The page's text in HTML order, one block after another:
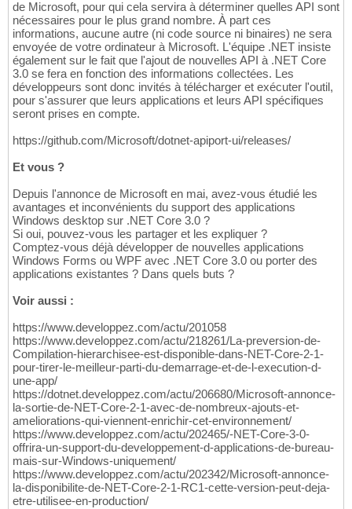
de Microsoft, pour qui cela servira à déterminer quelles API sont
nécessaires pour le plus grand nombre. À part ces
informations, aucune autre (ni code source ni binaires) ne sera
envoyée de votre ordinateur à Microsoft. L'équipe .NET insiste
également sur le fait que l'ajout de nouvelles API à .NET Core
3.0 se fera en fonction des informations collectées. Les
développeurs sont donc invités à télécharger et exécuter l'outil,
pour s'assurer que leurs applications et leurs API spécifiques
seront prises en compte.
https://github.com/Microsoft/dotnet-apiport-ui/releases/
Et vous ?
Depuis l'annonce de Microsoft en mai, avez-vous étudié les
avantages et inconvénients du support des applications
Windows desktop sur .NET Core 3.0 ?
Si oui, pouvez-vous les partager et les expliquer ?
Comptez-vous déjà développer de nouvelles applications
Windows Forms ou WPF avec .NET Core 3.0 ou porter des
applications existantes ? Dans quels buts ?
Voir aussi :
https://www.developpez.com/actu/201058
https://www.developpez.com/actu/218261/La-preversion-de-
Compilation-hierarchisee-est-disponible-dans-NET-Core-2-1-
pour-tirer-le-meilleur-parti-du-demarrage-et-de-l-execution-d-
une-app/
https://dotnet.developpez.com/actu/206680/Microsoft-annonce-
la-sortie-de-NET-Core-2-1-avec-de-nombreux-ajouts-et-
ameliorations-qui-viennent-enrichir-cet-environnement/
https://www.developpez.com/actu/202465/-NET-Core-3-0-
offrira-un-support-du-developpement-d-applications-de-bureau-
mais-sur-Windows-uniquement/
https://www.developpez.com/actu/202342/Microsoft-annonce-
la-disponibilite-de-NET-Core-2-1-RC1-cette-version-peut-deja-
etre-utilisee-en-production/